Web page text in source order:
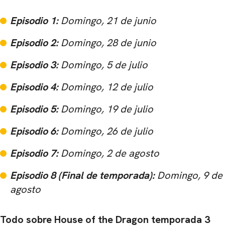
Episodio 1:Domingo, 21 de junio
Episodio 2:Domingo, 28 de junio
Episodio 3:Domingo, 5 de julio
Episodio 4:Domingo, 12 de julio
Episodio 5:Domingo, 19 de julio
Episodio 6:Domingo, 26 de julio
Episodio 7:Domingo, 2 de agosto
Episodio 8 (Final de temporada):Domingo, 9 de
agosto
Todo sobre House of the Dragon temporada 3